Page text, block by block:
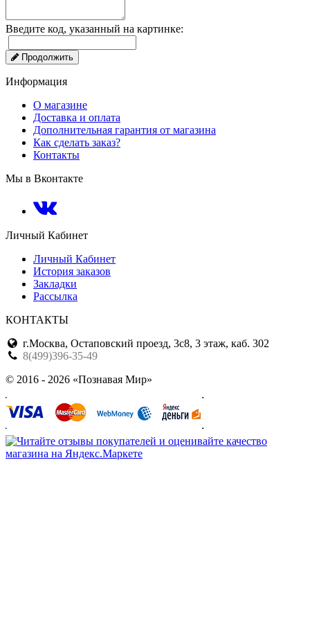
Введите код, указанный на картинке:
Продолжить
Информация
О магазине
Доставка и оплата
Дополнительная гарантия от магазина
Как сделать заказ?
Контакты
Мы в Вконтакте
Личный Кабинет
Личный Кабинет
История заказов
Закладки
Рассылка
КОНТАКТЫ
г.Москва, Остаповский проезд, 3с8, 3 этаж, каб. 302
8(499)396-35-49
© 2016 - 2026 «Познавая Мир»